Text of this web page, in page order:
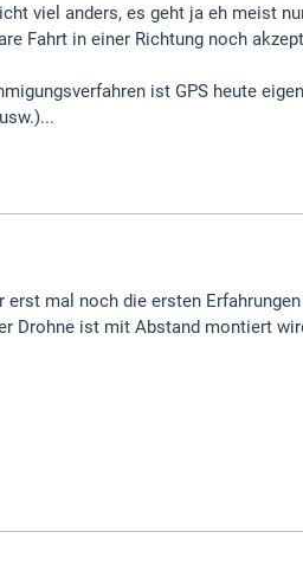
viel anders, es geht ja eh meist
Fahrt in einer Richtung noch
ist GPS heute
erst mal noch die ersten
Drohne ist mit Abstand montiert